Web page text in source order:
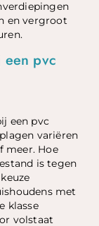
en vergroot
pvc
een pvc
variëren
meer. Hoe
is tegen
met
klasse
volstaat